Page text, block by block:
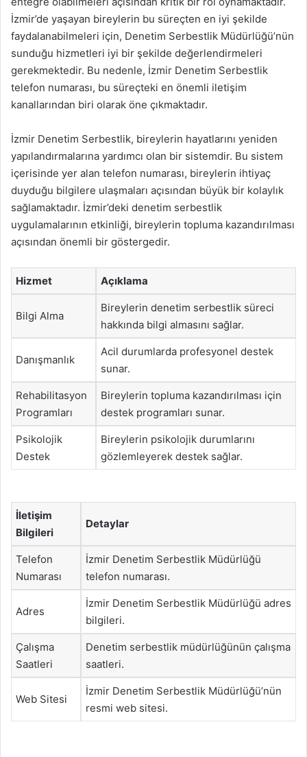
İzmir’de yaşayan bireylerin bu süreçten en iyi şekilde
faydalanabilmeleri için, Denetim Serbestlik Müdürlüğü’nün
sunduğu hizmetleri iyi bir şekilde değerlendirmeleri
gerekmektedir. Bu nedenle, İzmir Denetim Serbestlik
telefon numarası, bu süreçteki en önemli iletişim
kanallarından biri olarak öne çıkmaktadır.
İzmir Denetim Serbestlik, bireylerin hayatlarını yeniden
yapılandırmalarına yardımcı olan bir sistemdir. Bu sistem
içerisinde yer alan telefon numarası, bireylerin ihtiyaç
duyduğu bilgilere ulaşmaları açısından büyük bir kolaylık
sağlamaktadır. İzmir’deki denetim serbestlik
uygulamalarının etkinliği, bireylerin topluma kazandırılması
açısından önemli bir göstergedir.
Hizmet Açıklama
Bilgi Alma
Bireylerin denetim serbestlik süreci
hakkında bilgi almasını sağlar.
Danışmanlık
Acil durumlarda profesyonel destek
sunar.
Rehabilitasyon
Programları
Bireylerin topluma kazandırılması için
destek programları sunar.
Psikolojik
Destek
Bireylerin psikolojik durumlarını
gözlemleyerek destek sağlar.
İletişim
Bilgileri
Detaylar
Telefon
Numarası
İzmir Denetim Serbestlik Müdürlüğü
telefon numarası.
Adres
İzmir Denetim Serbestlik Müdürlüğü adres
bilgileri.
Çalışma
Saatleri
Denetim serbestlik müdürlüğünün çalışma
saatleri.
Web Sitesi
İzmir Denetim Serbestlik Müdürlüğü’nün
resmi web sitesi.